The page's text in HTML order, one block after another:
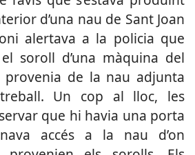
d’una nau de Sant Joan
alertava a la policia que
soroll d’una màquina del
de la nau adjunta
Un cop al lloc, les
que hi havia una porta
accés a la nau d’on